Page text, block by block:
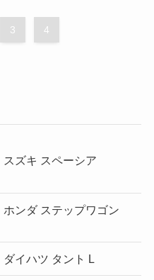
3 4
スズキ スペーシア
ホンダ ステップワゴン
ダイハツ タント L